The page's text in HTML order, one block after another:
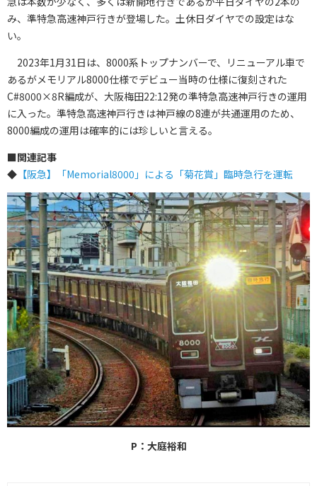
み、準特急高速神戸行きが登場した。土休日ダイヤでの設定はな
い。
2023年1月31日は、8000系トップナンバーで、リニューアル車で
あるがメモリアル8000仕様でデビュー当時の仕様に復刻された
C#8000×8R編成が、大阪梅田22:12発の準特急高速神戸行きの運用
に入った。準特急高速神戸行きは神戸線の8連が共通運用のため、
8000編成の運用は確率的には珍しいと言える。
■関連記事
◆ 【阪急】「Memorial8000」による「菊花賞」臨時急行を運転
P：大庭裕和